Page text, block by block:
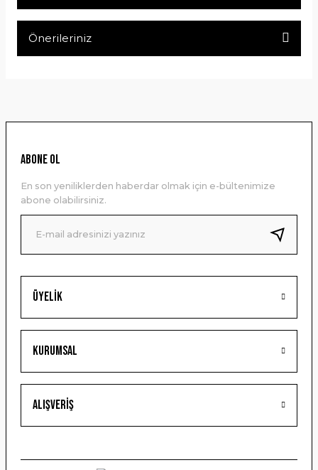
Önerileriniz
Ürün resmi kalitesiz, bozuk veya görüntülenemiyor.
Ürün bilgilerinde hatalar bulunuyor.
Ürün fiyatı diğer sitelerden daha pahalı.
Bu ürüne benzer farklı alternatifler olmalı.
Üyelik
Kurumsal
Alışveriş
ABONE OL
En son yeniliklerden haberdar olmak için e-bültenimize
abone olabilirsiniz.